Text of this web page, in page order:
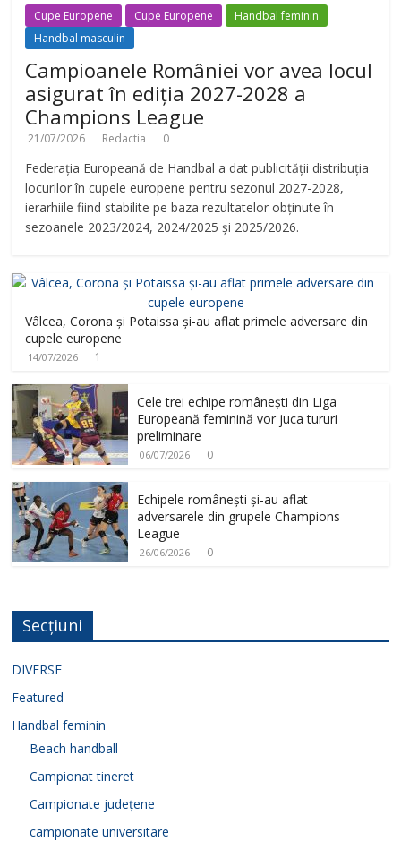
Cupe Europene Cupe Europene
Handbal feminin
Handbal masculin
Campioanele României vor avea locul
asigurat în ediția 2027-2028 a
Champions League
21/07/2026 Redactia 0
Federația Europeană de Handbal a dat publicității distribuția
locurilor în cupele europene pentru sezonul 2027-2028,
ierarhiile fiind stabilite pe baza rezultatelor obținute în
sezoanele 2023/2024, 2024/2025 și 2025/2026.
Vâlcea, Corona și Potaissa și-au aflat primele adversare din
cupele europene
14/07/2026 1
Cele trei echipe românești din Liga
Europeană feminină vor juca tururi
preliminare
06/07/2026 0
Echipele românești și-au aflat
adversarele din grupele Champions
League
26/06/2026 0
Secțiuni
DIVERSE
Featured
Handbal feminin
Beach handball
Campionat tineret
Campionate județene
campionate universitare